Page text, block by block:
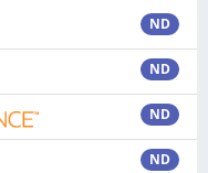
ND
ND
ND
ND